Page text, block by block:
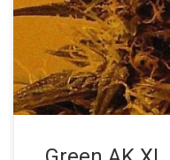
który […]